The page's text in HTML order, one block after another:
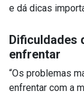
e dá dicas
Dificuldades
enfrentar
“Os problemas
enfrentar com a